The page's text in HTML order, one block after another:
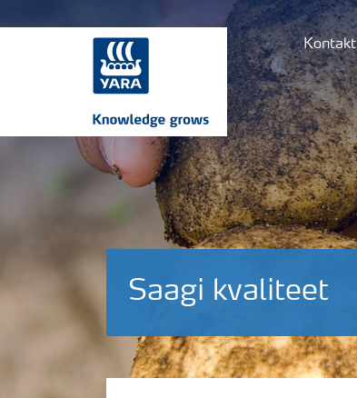
Kontakt
Saagi kvaliteet
Fakte kartulist